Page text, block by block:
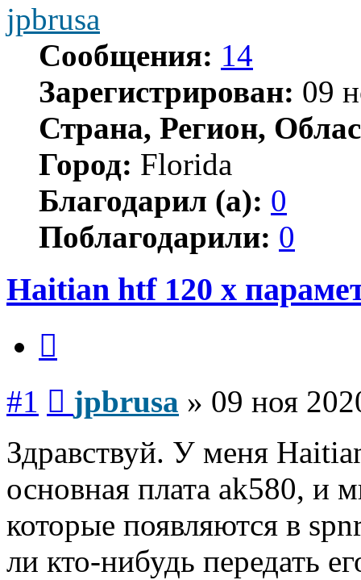
jpbrusa
Сообщения: 14
Зарегистрирован: 09
Страна, Регион,
Город: Florida
Благодарил (а): 0
Поблагодарили: 0
Haitian htf 120 x
#1 jpbrusa » 09 ноя
Здравствуй. У меня
основная плата ak580, и
которые появляются в
ли кто-нибудь передать